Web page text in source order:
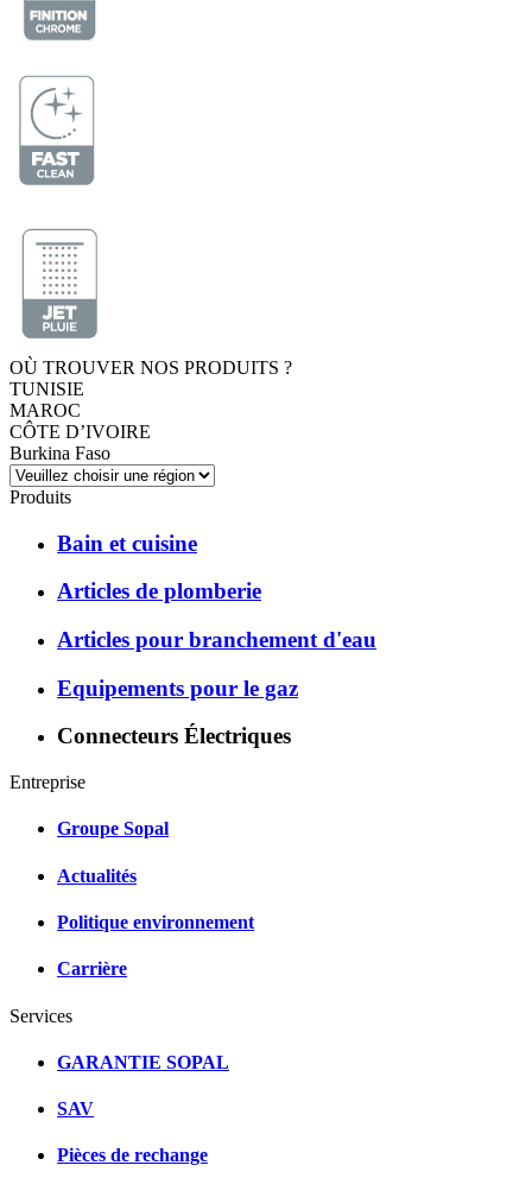
OÙ TROUVER NOS PRODUITS ?
TUNISIE
MAROC
CÔTE D’IVOIRE
Burkina Faso
Produits
Bain et cuisine
Articles de plomberie
Articles pour branchement d'eau
Equipements pour le gaz
Connecteurs Électriques
Entreprise
Groupe Sopal
Actualités
Politique environnement
Carrière
Services
GARANTIE SOPAL
SAV
Pièces de rechange